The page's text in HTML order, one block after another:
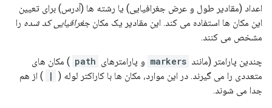
اعداد (مقادیر طول و عرض جغرافیایی) یا رشته ها (آدرس) برای تعیین
این مکان ها استفاده می کند. این مقادیر یک مکان جغرافیایی کد شده را
مشخص می کنند.
چندین پارامتر (مانند markers و پارامترهای path ) مکان های
متعددی را می گیرند. در این موارد، مکان ها با کاراکتر لوله ( |
) از هم
جدا می شوند.